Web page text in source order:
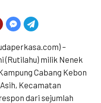
–
(Rutilahu) milik Nenek
Cabang Kebon
Kecamatan
dari sejumlah